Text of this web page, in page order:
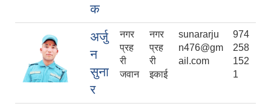
क
अर्जु
न
सुना
र
नगर
प्रह
री
जवान
नगर
प्रह
री
इकाई
sunararju
n476@gm
ail.com
974
258
152
1